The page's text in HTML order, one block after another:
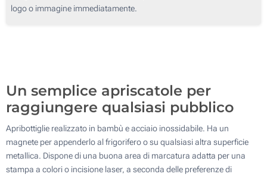
250
logo o immagine immediatamente.
Un semplice apriscatole per
raggiungere qualsiasi pubblico
Apribottiglie realizzato in bambù e acciaio inossidabile. Ha un
magnete per appenderlo al frigorifero o su qualsiasi altra superficie
metallica. Dispone di una buona area di marcatura adatta per una
stampa a colori o incisione laser, a seconda delle preferenze di